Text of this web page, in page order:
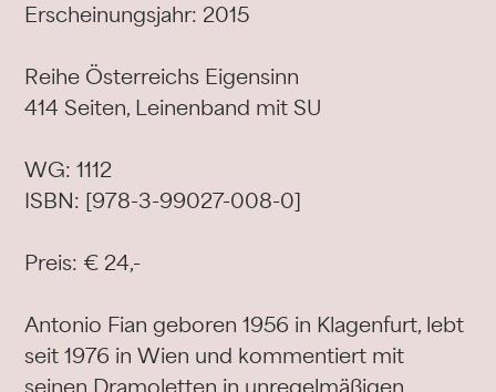
Erscheinungsjahr: 2015
Reihe Österreichs Eigensinn
414 Seiten, Leinenband mit SU
WG: 1112
ISBN: [978-3-99027-008-0]
Preis: € 24,-
Antonio Fian geboren 1956 in Klagenfurt, lebt
seit 1976 in Wien und kommentiert mit
seinen Dramoletten in unregelmäßigen